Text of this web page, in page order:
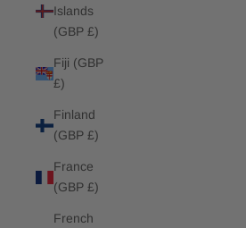
Islands
(GBP £)
Fiji (GBP
£)
Finland
(GBP £)
France
(GBP £)
French